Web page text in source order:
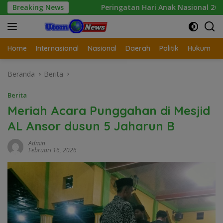
Langsung
ke
konten
Breaking NewsPeringatan Hari Anak Nasional 2026 di Sejumlah
Home Internasional Nasional Daerah Politik Hukum
Beranda Berita
Berita
Meriah Acara Punggahan di Mesjid
AL Ansor dusun 5 Jaharun B
Admin
Februari 16, 2026